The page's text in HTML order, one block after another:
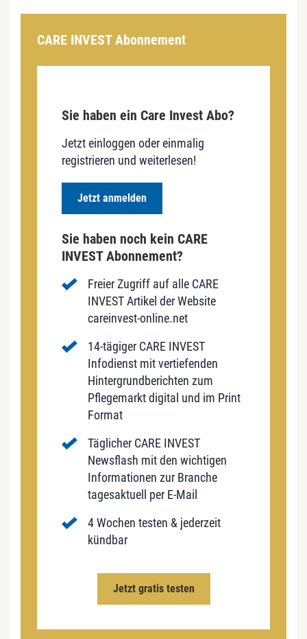
CARE INVEST Abonnement
Sie haben ein Care Invest Abo?
Jetzt einloggen oder einmalig
registrieren und weiterlesen!
Jetzt anmelden
Sie haben noch kein CARE
INVEST Abonnement?
Freier Zugriff auf alle CARE
INVEST Artikel der Website
careinvest-online.net
14-tägiger CARE INVEST
Infodienst mit vertiefenden
Hintergrundberichten zum
Pflegemarkt digital und im Print
Format
Täglicher CARE INVEST
Newsflash mit den wichtigen
Informationen zur Branche
tagesaktuell per E-Mail
4 Wochen testen & jederzeit
kündbar
Jetzt gratis testen